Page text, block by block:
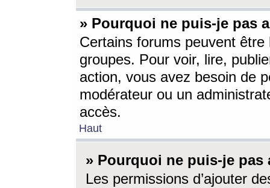
» Pourquoi ne puis-je pas
Certains forums peuvent être
groupes. Pour voir, lire,
action, vous avez besoin de
modérateur ou un
accès.
Haut
» Pourquoi ne puis-je
Les permissions d’ajouter